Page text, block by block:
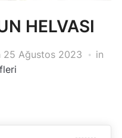
HELVASI
25 Ağustos 2023
in